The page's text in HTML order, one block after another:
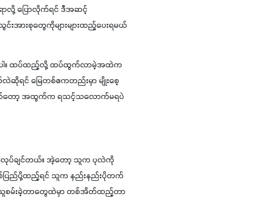
အားစုတွေကိုများများထည့်ပေးရမယ်
ါ။ ထပ်ထည့်လို့ ထပ်ထွက်လာမဲ့အထဲက
လိုက်တော့ အထွက်က ရသင့်သလောက်မရပဲ
ကိုလုပ်ချင်တယ်။ အဲ့တော့ သူက ပုလဲကို
ပြည်ပို့ထည့်ရင် သူက နည်းနည်းပိုတက်
စမ်းခဲ့တာတွေထဲမှာ တစ်အိတ်ထည့်တာ